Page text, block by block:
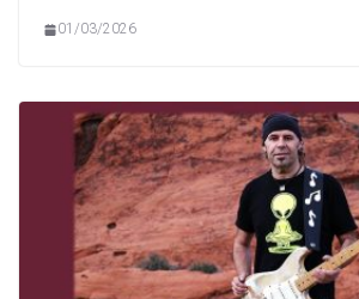
01/03/2026